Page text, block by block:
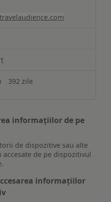
travelaudience.com
392 zile
informațiilor de pe
de dispozitive sau alte
de pe dispozitivul
informațiilor